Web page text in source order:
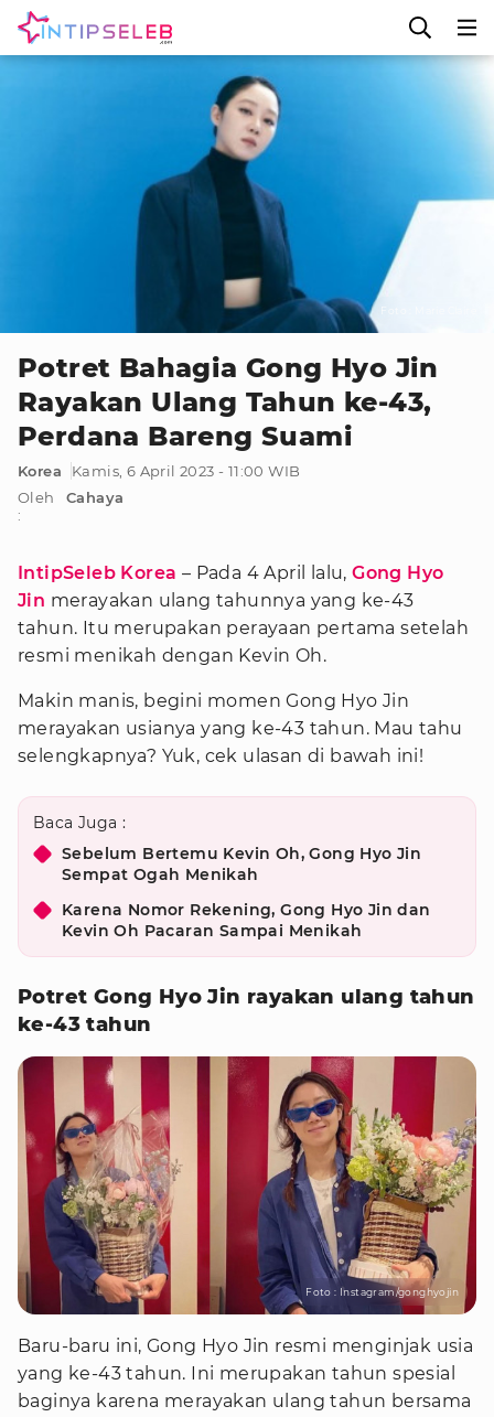
Foto : Marie Claire
Potret Bahagia Gong Hyo Jin
Rayakan Ulang Tahun ke-43,
Perdana Bareng Suami
Korea
Kamis, 6 April 2023 - 11:00 WIB
Oleh
:
Cahaya
IntipSeleb Korea – Pada 4 April lalu,Gong Hyo
Jin merayakan ulang tahunnya yang ke-43
tahun. Itu merupakan perayaan pertama setelah
resmi menikah dengan Kevin Oh.
Makin manis, begini momen Gong Hyo Jin
merayakan usianya yang ke-43 tahun. Mau tahu
selengkapnya? Yuk, cek ulasan di bawah ini!
Baca Juga :
Sebelum Bertemu Kevin Oh, Gong Hyo Jin
Sempat Ogah Menikah
Karena Nomor Rekening, Gong Hyo Jin dan
Kevin Oh Pacaran Sampai Menikah
Potret Gong Hyo Jin rayakan ulang tahun
ke-43 tahun
Foto : Instagram/gonghyojin
Baru-baru ini, Gong Hyo Jin resmi menginjak usia
yang ke-43 tahun. Ini merupakan tahun spesial
baginya karena merayakan ulang tahun bersama